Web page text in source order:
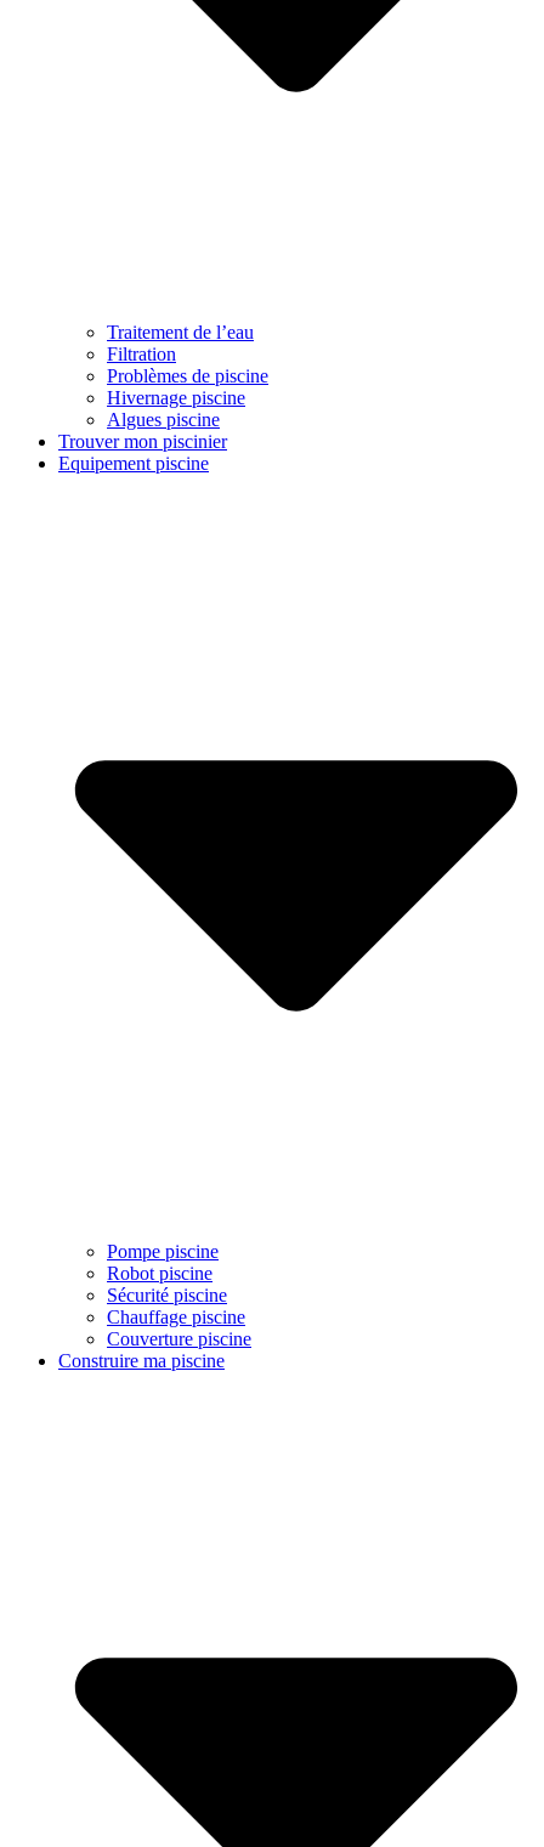
Traitement de l’eau
Filtration
Problèmes de piscine
Hivernage piscine
Algues piscine
Trouver mon piscinier
Equipement piscine
Pompe piscine
Robot piscine
Sécurité piscine
Chauffage piscine
Couverture piscine
Construire ma piscine